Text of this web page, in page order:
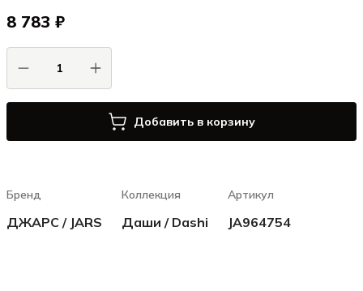
8 783 ₽
Добавить в корзину
Бренд
ДЖАРС / JARS
Коллекция
Даши / Dashi
Артикул
JA964754